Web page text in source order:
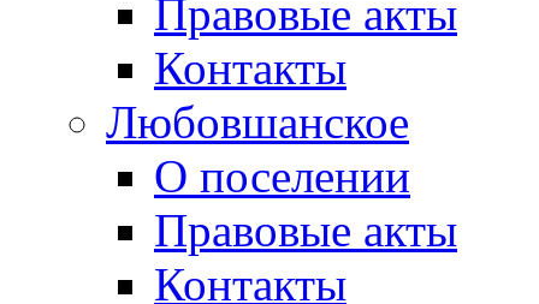
Правовые акты
Контакты
Любовшанское
О поселении
Правовые акты
Контакты